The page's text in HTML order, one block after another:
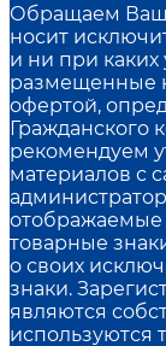
Обращаем
носит
и ни при
размещенные
офертой,
Гражданского
рекомендуем
материалов с
отображаемые
товарные
о своих
знаки.
являются
используются